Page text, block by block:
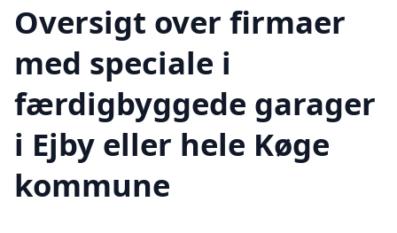
Oversigt over firmaer
med speciale i
færdigbyggede garager
i Ejby eller hele Køge
kommune